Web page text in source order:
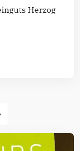
Herzog